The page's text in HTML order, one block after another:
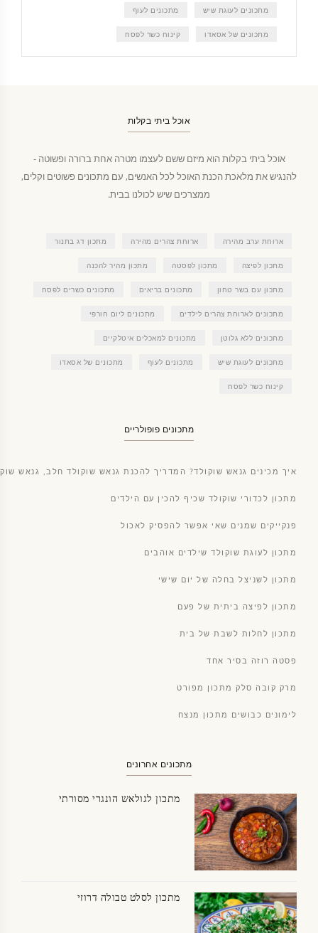
מתכונים לעוגת שיש מתכונים לעוף
מתכונים של אסאדו קינוח כשר לפסח
אוכל ביתי בקלות
אוכל ביתי בקלות הוא מיזם ששם לעצמו מטרה אחת ברורה ופשוטה -
להנגיש את מלאכת הכנת האוכל לכל האנשים, עם מתכונים פשוטים וקלים,
ממצרכים שיש לכולנו בבית.
ארוחת ערב מהירה ארוחת צהרים מהירה מתכון דג בתנור
מתכון לפיצה מתכון לפסטה מתכון מהיר להכנה
מתכון עם בשר טחון מתכונים בריאים מתכונים כשרים לפסח
מתכונים לארוחת צהרים לילדים מתכונים ליום חורפי
מתכונים ללא גלוטן מתכונים למאכלים איטלקיים
מתכונים לעוגת שיש מתכונים לעוף מתכונים של אסאדו
קינוח כשר לפסח
מתכונים פופולריים
איך מכינים גנאש שוקולד? המדריך להכנת גנאש שוקולד חלב, גנאש
מתכון לכדורי שוקולד שכיף להכין עם הילדים
פנקייקים שמנים שאי אפשר להפסיק לאכול
מתכון לעוגת שוקולד שילדים אוהבים
מתכון לשניצל בחלה של יום שישי
מתכון לפיצה ביתית של פעם
מתכון לחלות לשבת של בית
פסטה רוזה בסיר אחד
מרק קובה סלק מתכון מפורט
לימונים כבושים מתכון מנצח
מתכונים אחרונים
מתכון לגולאש הונגרי מסורתי
מתכון לסלט טבולה דרוזי